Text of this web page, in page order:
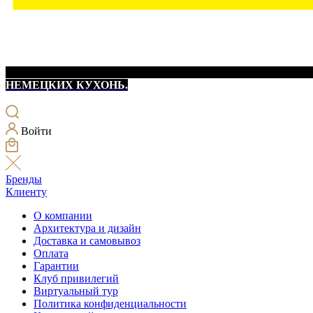
НЕМЕЦКИХ КУХОНЬ.
Войти
Бренды
Клиенту
О компании
Архитектура и дизайн
Доставка и самовывоз
Оплата
Гарантии
Клуб привилегий
Виртуальный тур
Политика конфиденциальности